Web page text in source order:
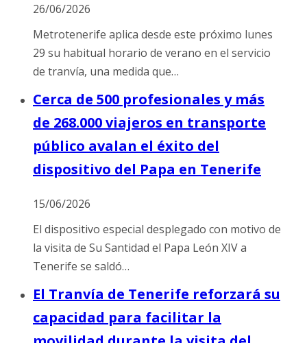
26/06/2026
Metrotenerife aplica desde este próximo lunes
29 su habitual horario de verano en el servicio
de tranvía, una medida que…
Cerca de 500 profesionales y más
de 268.000 viajeros en transporte
público avalan el éxito del
dispositivo del Papa en Tenerife
15/06/2026
El dispositivo especial desplegado con motivo de
la visita de Su Santidad el Papa León XIV a
Tenerife se saldó…
El Tranvía de Tenerife reforzará su
capacidad para facilitar la